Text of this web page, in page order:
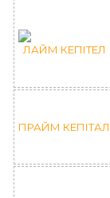
ЛАЙМ КЕПІТЕЛ
ПРАЙМ КЕПІТАЛ